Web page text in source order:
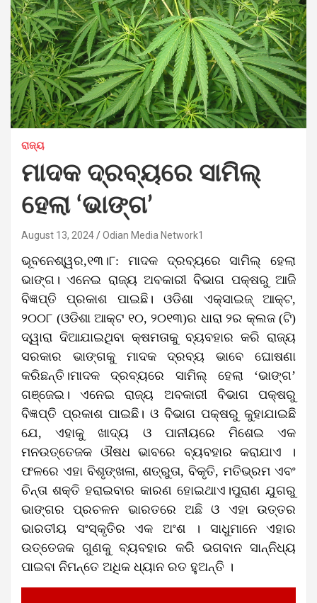
ରାଜ୍ୟ
ମାଦକ ଦ୍ରବ୍ୟରେ ସାମିଲ୍
ହେଲା ‘ଭାଙ୍ଗ’
August 13, 2024 Odian Media Network1
ଭୂବନେଶ୍ୱର,୧୩।୮: ମାଦକ ଦ୍ରବ୍ୟରେ ସାମିଲ୍ ହେଲା
ଭାଙ୍ଗ। ଏନେଇ ରାଜ୍ୟ ଅବକାରୀ ବିଭାଗ ପକ୍ଷରୁ ଆଜି
ବିଜ୍ଞପ୍ତି ପ୍ରକାଶ ପାଇଛି। ଓଡିଶା ଏକ୍ସାଇଜ୍ ଆକ୍ଟ,
୨୦୦୮ (ଓଡିଶା ଆକ୍ଟ ୧୦, ୨୦୧୩)ର ଧାରା ୨ର କ୍ଲଜ (ଟି)
ଦ୍ୱାରା ଦିଆଯାଇଥିବା କ୍ଷମତାକୁ ବ୍ୟବହାର କରି ରାଜ୍ୟ
ସରକାର ଭାଙ୍ଗକୁ ମାଦକ ଦ୍ରବ୍ୟ ଭାବେ ଘୋଷଣା
କରିଛନ୍ତି।ମାଦକ ଦ୍ରବ୍ୟରେ ସାମିଲ୍ ହେଲା ‘ଭାଙ୍ଗ’
ଗଞ୍ଜେଇ। ଏନେଇ ରାଜ୍ୟ ଅବକାରୀ ବିଭାଗ ପକ୍ଷରୁ
ବିଜ୍ଞପ୍ତି ପ୍ରକାଶ ପାଇଛି। ଓ ବିଭାଗ ପକ୍ଷରୁ କୁହାଯାଇଛି
ଯେ, ଏହାକୁ ଖାଦ୍ୟ ଓ ପାନୀୟରେ ମିଶେଇ ଏକ
ମନଉତ୍ତେଜକ ଔଷଧ ଭାବରେ ବ୍ୟବ‌ହାର କରାଯାଏ ।
ଫଳରେ ଏହା ବିଶୃଙ୍ଖଳା, ଶତ୍ରୁତା, ବିକୃତି, ମତିଭ୍ରମ ଏବଂ
ଚିନ୍ତା ଶକ୍ତି ହରାଇବାର କାରଣ ହୋଇଥାଏ।ପୁରାଣ ଯୁଗରୁ
ଭାଙ୍ଗର ପ୍ରଚଳନ ଭାରତରେ ଅଛି ଓ ଏହା ଉତ୍ତର
ଭାରତୀୟ ସଂସ୍କୃତିର ଏକ ଅଂଶ । ସାଧୁମାନେ ଏହାର
ଉତ୍ତେଜକ ଗୁଣକୁ ବ୍ୟବ‌ହାର କରି ଭଗବାନ ସାନ୍ନିଧ୍ୟ
ପାଇବା ନିମନ୍ତେ ଅଧିକ ଧ୍ୟାନ ରତ ହୁଅନ୍ତି ।